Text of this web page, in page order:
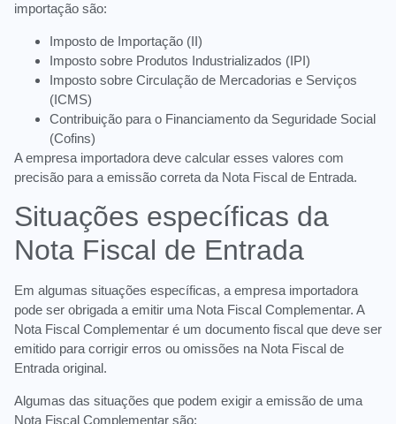
importação são:
Imposto de Importação (II)
Imposto sobre Produtos Industrializados (IPI)
Imposto sobre Circulação de Mercadorias e Serviços
(ICMS)
Contribuição para o Financiamento da Seguridade Social
(Cofins)
A empresa importadora deve calcular esses valores com
precisão para a emissão correta da Nota Fiscal de Entrada.
Situações específicas da
Nota Fiscal de Entrada
Em algumas situações específicas, a empresa importadora
pode ser obrigada a emitir uma Nota Fiscal Complementar. A
Nota Fiscal Complementar é um documento fiscal que deve ser
emitido para corrigir erros ou omissões na Nota Fiscal de
Entrada original.
Algumas das situações que podem exigir a emissão de uma
Nota Fiscal Complementar são: